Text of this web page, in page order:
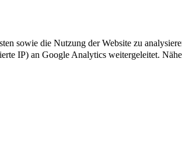
sowie die Nutzung der Website zu
IP) an Google Analytics weitergeleitet.